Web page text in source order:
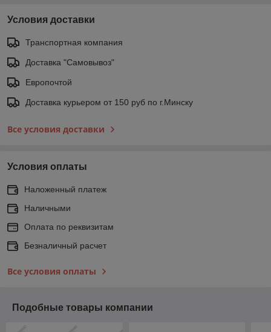
Условия доставки
Транспортная компания
Доставка "Самовывоз"
Европочтой
Доставка курьером от 150 руб по г.Минску
Все условия доставки
Условия оплаты
Наложенный платеж
Наличными
Оплата по реквизитам
Безналичный расчет
Все условия оплаты
Подобные товары компании